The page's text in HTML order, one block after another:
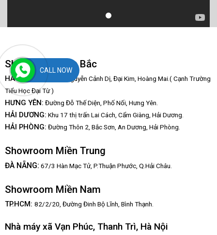
Showroom Miền Bắc
HÀ NỘI:Số 117 D4, Nguyễn Cảnh Dị, Đại Kim, Hoàng Mai.( Cạnh Trường
Tiểu Học Đại Từ )
HƯNG YÊN: Đường Đỗ Thế Diện, Phố Nối, Hưng Yên.
HẢI DƯƠNG: Khu 17 thị trấn Lai Cách, Cẩm Giàng, Hải Dương.
HẢI PHÒNG: Đường Thôn 2, Bắc Sơn, An Dương, Hải Phòng.
Showroom Miền Trung
ĐÀ NẴNG: 67/3 Hàn Mạc Tử, P.Thuận Phước, Q.Hải Châu.
Showroom Miền Nam
TP.HCM: 82/2/20, Đường Đinh Bộ Lĩnh, Bình Thạnh.
Nhà máy xã Vạn Phúc, Thanh Trì, Hà Nội
CALL NOW